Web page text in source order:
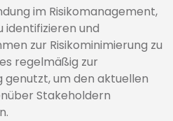
im Risikomanagement,
identifizieren und
zur Risikominimierung zu
regelmäßig zur
um den aktuellen
Stakeholdern